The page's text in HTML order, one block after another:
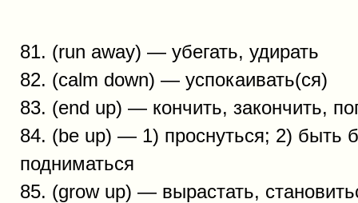
81. (run away) — убегать, удирать
82. (calm down) — успокаивать(ся)
83. (end up) — кончить, закончить,
84. (be up) — 1) проснуться; 2) быть
подниматься
85. (grow up) — вырастать,